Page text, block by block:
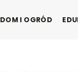
DOM I OGRÓD